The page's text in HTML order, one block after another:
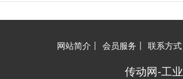
网站简介 | 会员服务 | 联系方式
传动网-工